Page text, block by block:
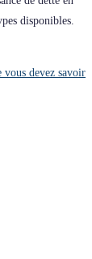
disponibles.
vous devez savoir